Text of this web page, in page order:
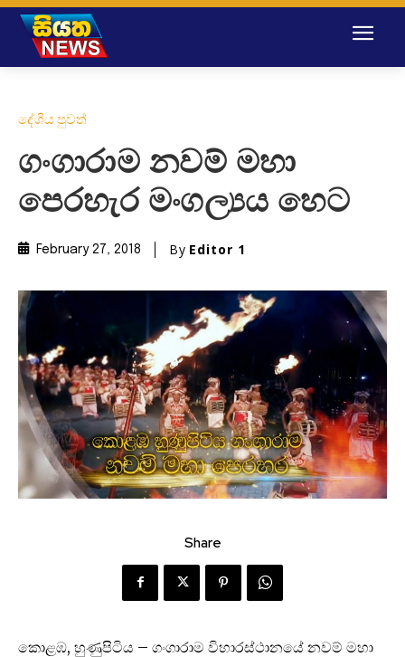
දේශීය පුවත්
ගංගාරාම නවම් මහා
පෙරහැර මංගල්‍යය හෙට
February 27, 2018 By Editor 1
Share
කොළඹ, හුණුපිටිය – ගංගාරාම විහාරස්ථානයේ නවම් මහා